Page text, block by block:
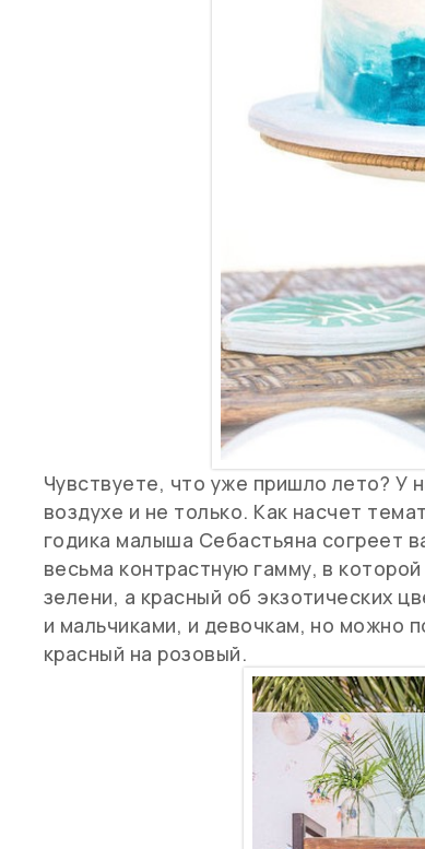
Чувствуете, что уже пришло лето? У
воздухе и не только. Как насчет
годика малыша Себастьяна согреет
весьма контрастную гамму, в
зелени, а красный об экзотических
и мальчиками, и девочкам, но можно
красный на розовый.